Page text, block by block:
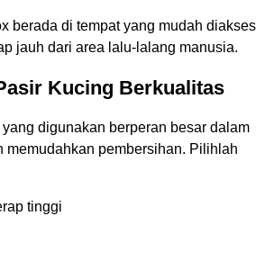
berada di tempat yang mudah diakses
jauh dari area lalu-lalang manusia.
Kucing Berkualitas
digunakan berperan besar dalam
memudahkan pembersihan. Pilihlah
tinggi